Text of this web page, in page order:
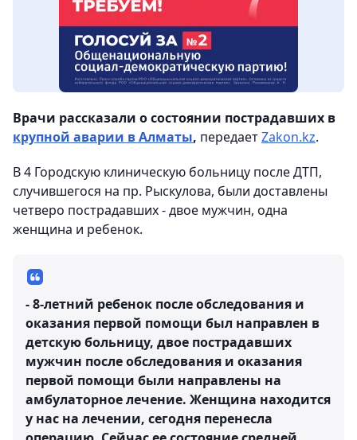
Врачи рассказали о состоянии пострадавших в
крупной аварии в Алматы, передаетZakon.kz.
В 4 Городскую клиническую больницу после ДТП,
случившегося на пр. Рыскулова, были доставлены
четверо пострадавших - двое мужчин, одна
женщина и ребенок.
- 8-летний ребенок после обследования и
оказания первой помощи был направлен в
детскую больницу, двое пострадавших
мужчин после обследования и оказания
первой помощи были направлены на
амбулаторное лечение. Женщина находится
у нас на лечении, сегодня перенесла